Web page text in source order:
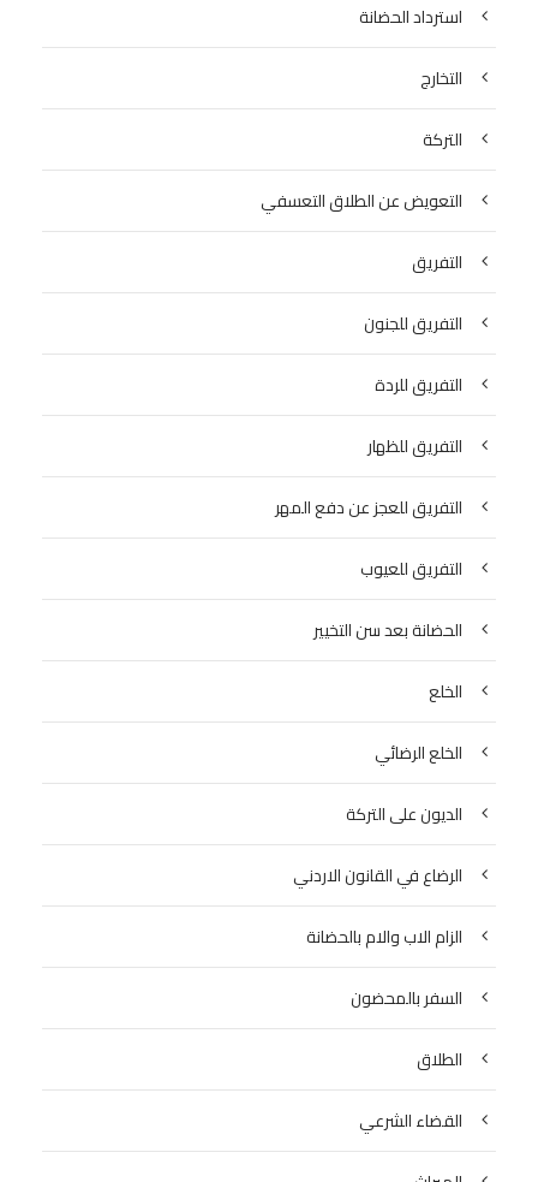
استرداد الحضانة
التخارج
التركة
التعويض عن الطلاق التعسفي
التفريق
التفريق للجنون
التفريق للردة
التفريق للظهار
التفريق للعجز عن دفع المهر
التفريق للعيوب
الحضانة بعد سن التخيير
الخلع
الخلع الرضائي
الديون على التركة
الرضاع في القانون الاردني
الزام الاب والام بالحضانة
السفر بالمحضون
الطلاق
القضاء الشرعي